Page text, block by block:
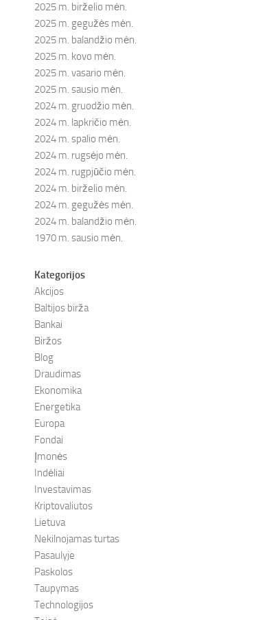
2025 m. birželio mėn.
2025 m. gegužės mėn.
2025 m. balandžio mėn.
2025 m. kovo mėn.
2025 m. vasario mėn.
2025 m. sausio mėn.
2024 m. gruodžio mėn.
2024 m. lapkričio mėn.
2024 m. spalio mėn.
2024 m. rugsėjo mėn.
2024 m. rugpjūčio mėn.
2024 m. birželio mėn.
2024 m. gegužės mėn.
2024 m. balandžio mėn.
1970 m. sausio mėn.
Kategorijos
Akcijos
Baltijos birža
Bankai
Biržos
Blog
Draudimas
Ekonomika
Energetika
Europa
Fondai
Įmonės
Indėliai
Investavimas
Kriptovaliutos
Lietuva
Nekilnojamas turtas
Pasaulyje
Paskolos
Taupymas
Technologijos